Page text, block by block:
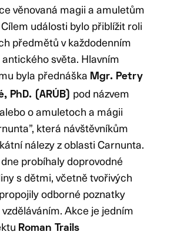
věnovaná magii a amuletům
události bylo přiblížit roli
předmětů v každodenním
světa. Hlavním
byla přednáška Mgr. Petry
PhD. (ARÚB) pod názvem
o amuletoch a mágii
která návštěvníkům
nálezy z oblasti Carnunta.
probíhaly doprovodné
s dětmi, včetně tvořivých
odborné poznatky
Akce je jedním
Roman Trails